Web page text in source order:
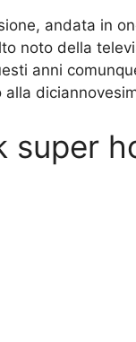
andata in
noto della
anni
alla
super